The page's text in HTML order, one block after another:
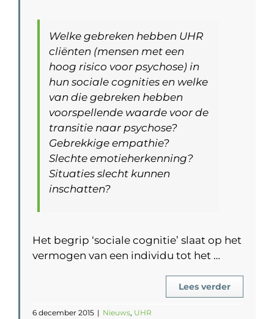
Welke gebreken hebben UHR
cliënten (mensen met een
hoog risico voor psychose) in
hun sociale cognities en welke
van die gebreken hebben
voorspellende waarde voor de
transitie naar psychose?
Gebrekkige empathie?
Slechte emotieherkenning?
Situaties slecht kunnen
inschatten?
Het begrip ‘sociale cognitie’ slaat op het
vermogen van een individu tot het …
Lees verder
6 december 2015 | Nieuws, UHR